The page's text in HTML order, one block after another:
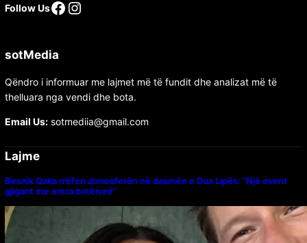
Follow Us
sotMedia
Qëndro i informuar me lajmet më të fundit dhe analizat më të
thelluara nga vendi dhe bota.
Email Us:sotmediia@gmail.com
Lajme
Besnik Qaka rrëfen atmosferën në dasmën e Dua Lipës: “Një event
gjigant me emra botërorë”